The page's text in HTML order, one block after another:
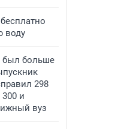
воду
был больше
298
и
вуз